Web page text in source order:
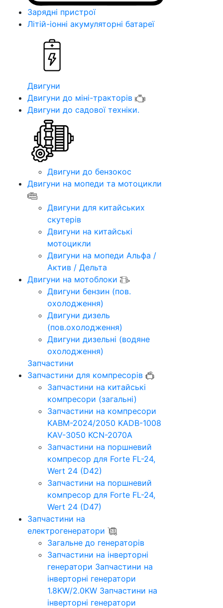
Зарядні пристрої
Літій-іонні акумуляторні батареї
Двигуни
Двигуни до міні-тракторів
Двигуни до садової техніки.
Двигуни до бензокос
Двигуни на мопеди та мотоцикли
Двигуни для китайських
скутерів
Двигуни на китайські
мотоцикли
Двигуни на мопеди Альфа /
Актив / Дельта
Двигуни на мотоблоки
Двигуни бензин (пов.
охолодження)
Двигуни дизель
(пов.охолодження)
Двигуни дизельні (водяне
охолодження)
Запчастини
Запчастини для компресорів
Запчастини на китайські
компресори (загальні)
Запчастини на компресори
KABM-2024/2050 KADB-1008
KAV-3050 KCN-2070A
Запчастини на поршневий
компресор для Forte FL-24,
Wert 24 (D42)
Запчастини на поршневий
компресор для Forte FL-24,
Wert 24 (D47)
Запчастини на
електрогенератори
Загальне до генераторів
Запчастини на інверторні
генератори Запчастини на
інверторні генератори
1.8KW/2.0KW Запчастини на
інверторні генератори